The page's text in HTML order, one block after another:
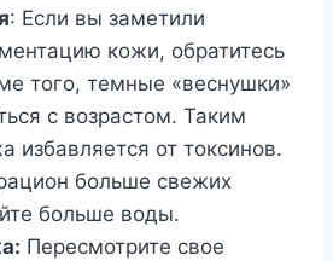
: Если вы заметили
кожи, обратитесь
того, темные «веснушки»
с возрастом. Таким
избавляется от токсинов.
больше свежих
больше воды.
Пересмотрите свое